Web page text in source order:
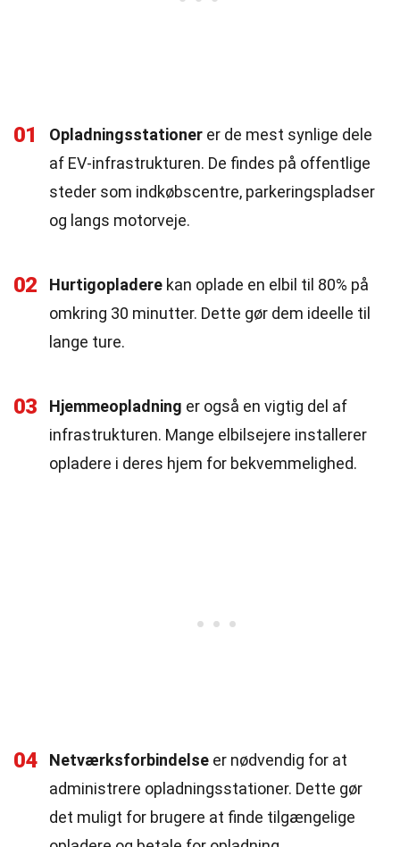
01 Opladningsstationer er de mest synlige dele
af EV-infrastrukturen. De findes på offentlige
steder som indkøbscentre, parkeringspladser
og langs motorveje.
02 Hurtigopladere kan oplade en elbil til 80% på
omkring 30 minutter. Dette gør dem ideelle til
lange ture.
03 Hjemmeopladning er også en vigtig del af
infrastrukturen. Mange elbilsejere installerer
opladere i deres hjem for bekvemmelighed.
04 Netværksforbindelse er nødvendig for at
administrere opladningsstationer. Dette gør
det muligt for brugere at finde tilgængelige